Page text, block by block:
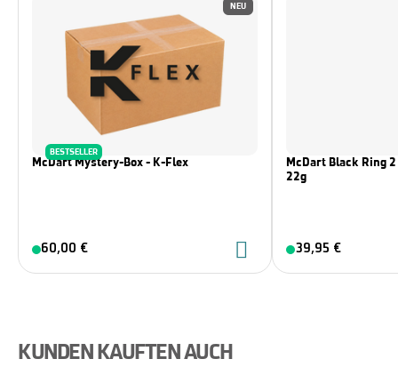
NEU
BESTSELLER
McDart Mystery-Box - K-Flex
60,00 €
McDart Black Ring
22g
39,95 €
KUNDEN KAUFTEN AUCH